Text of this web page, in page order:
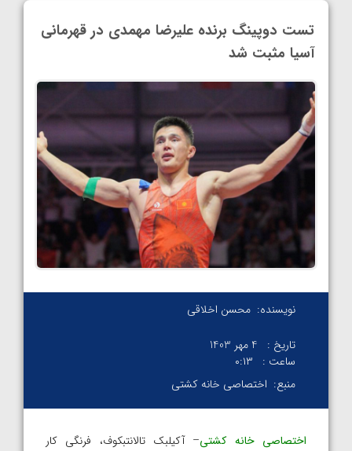
تست دوپینگ برنده علیرضا مهمدی در قهرمانی
آسیا مثبت شد
نویسنده: محسن اخلاقی
تاریخ :
4 مهر 1403
ساعت :
۰:۱۳
منبع: اختصاصی خانه کشتی
اختصاصی خانه کشتی– آکیلبک تالانتبکوف، فرنگی کار